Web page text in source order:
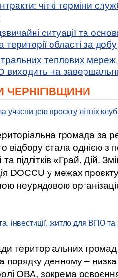
чіткі терміни
ситуації та
території області за добу
теплових мереж
виходить на
ЧЕРНІГІВЩИНИ
учасницею проєкту літніх
громада за
відбору стала однією
та підлітків «Грай. Дій.
DOCCU у межах
неурядовою
інвестиції, житло для ВПО
територіальних громад
порядку денному –
ОВА, зокрема освоєння